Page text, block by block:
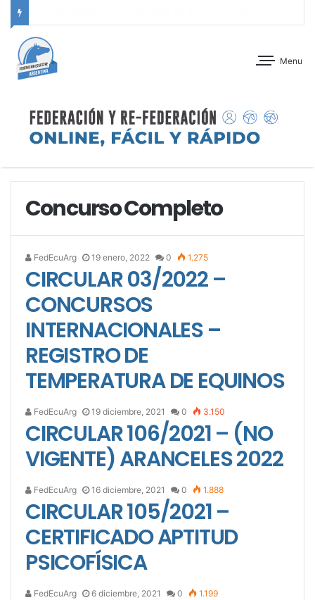
Menu
Concurso Completo
FedEcuArg 19 enero, 2022 0 1.275
CIRCULAR 03/2022 –
CONCURSOS
INTERNACIONALES –
REGISTRO DE
TEMPERATURA DE EQUINOS
FedEcuArg 19 diciembre, 2021 0 3.150
CIRCULAR 106/2021 – (NO
VIGENTE) ARANCELES 2022
FedEcuArg 16 diciembre, 2021 0 1.888
CIRCULAR 105/2021 –
CERTIFICADO APTITUD
PSICOFÍSICA
FedEcuArg 6 diciembre, 2021 0 1.199